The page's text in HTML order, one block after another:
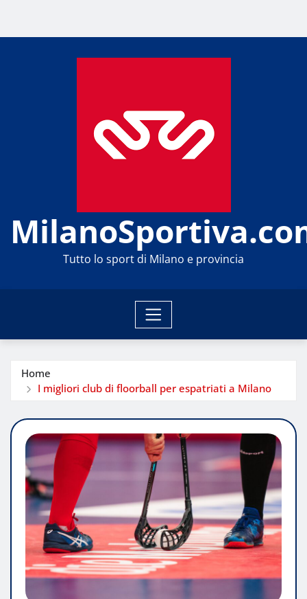
Tutto lo sport di Milano e provincia
Home
I migliori club di floorball per espatriati a Milano